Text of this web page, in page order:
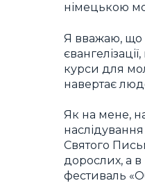
німецькою
Я вважаю, що
курси для
навертає
Як на мене,
Святого
дорослих, а в
фестиваль